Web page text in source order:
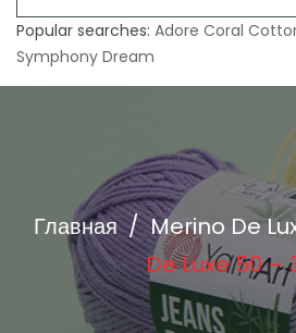
Popular searches: Adore Coral
Symphony Dream
Главная / Merino De
De Luxe 50 –